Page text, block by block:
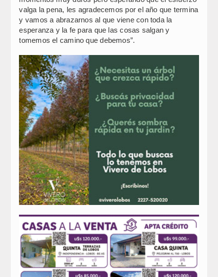
valga la pena, les agradecemos por el año que termina
y vamos a abrazarnos al que viene con toda la
esperanza y la fe para que las cosas salgan y
tomemos el camino que debemos”.